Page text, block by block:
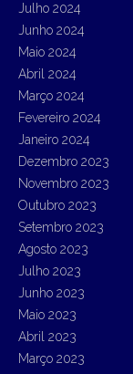
Julho 2024
Junho 2024
Maio 2024
Abril 2024
Março 2024
Fevereiro 2024
Janeiro 2024
Dezembro 2023
Novembro 2023
Outubro 2023
Setembro 2023
Agosto 2023
Julho 2023
Junho 2023
Maio 2023
Abril 2023
Março 2023